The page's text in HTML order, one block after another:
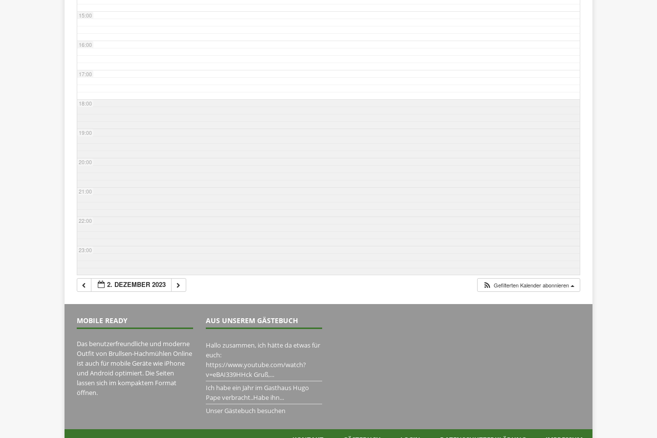
15:00
16:00
17:00
18:00
19:00
20:00
21:00
22:00
23:00
2. DEZEMBER 2023 Gefilterten Kalender abonnieren
MOBILE READY
Das benutzerfreundliche und moderne
Outfit von Brullsen-Hachmühlen Online
ist auch für mobile Geräte wie iPhone
und Android optimiert. Die Seiten
lassen sich im kompaktem Format
öffnen.
AUS UNSEREM GÄSTEBUCH
Hallo zusammen, ich hätte da etwas für
euch:
https://www.youtube.com/watch?
v=eBAI339HHck Gruß,...
Ich habe ein Jahr im Gasthaus Hugo
Pape verbracht..Habe ihn...
Unser Gästebuch besuchen